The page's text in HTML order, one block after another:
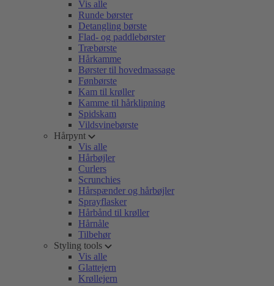
Vis alle
Runde børster
Detangling børste
Flad- og paddlebørster
Træbørste
Hårkamme
Børster til hovedmassage
Fønbørste
Kam til krøller
Kamme til hårklipning
Spidskam
Vildsvinebørste
Hårpynt
Vis alle
Hårbøjler
Curlers
Scrunchies
Hårspænder og hårbøjler
Sprayflasker
Hårbånd til krøller
Hårnåle
Tilbehør
Styling tools
Vis alle
Glattejern
Krøllejern